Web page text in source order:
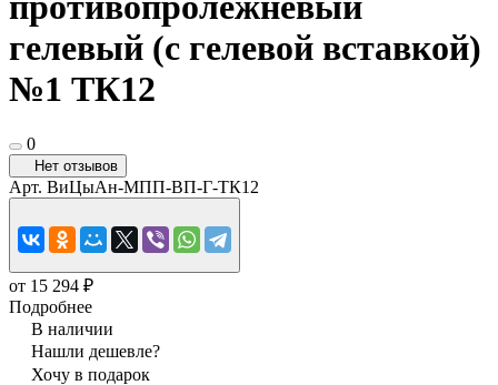
гелевый (с гелевой вставкой)
№1 ТК12
0
Нет отзывов
Арт. ВиЦыАн-МПП-ВП-Г-ТК12
от 15 294 ₽
Подробнее
В наличии
Нашли дешевле?
Хочу в подарок